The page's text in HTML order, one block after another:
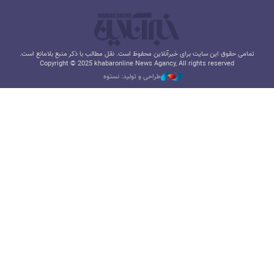
تمامی حقوق این سایت برای خبرآنلاین محفوظ است. نقل مطالب با ذکر منبع بلامانع است.
Copyright © 2025 khabaronline News Agancy, All rights reserved
طراحی و تولید: نستوه